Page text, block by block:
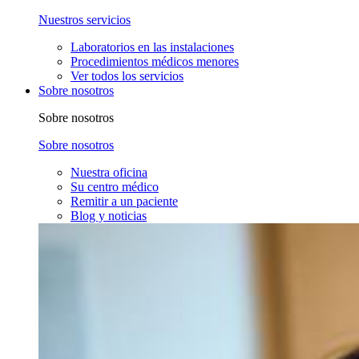
Nuestros servicios
Laboratorios en las instalaciones
Procedimientos médicos menores
Ver todos los servicios
Sobre nosotros
Sobre nosotros
Sobre nosotros
Nuestra oficina
Su centro médico
Remitir a un paciente
Blog y noticias